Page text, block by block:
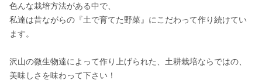
色んな栽培方法がある中で、
私達は昔ながらの『土で育てた野菜』にこだわって作り続けてい
ます。
沢山の微生物達によって作り上げられた、土耕栽培ならではの、
美味しさを味わって下さい！